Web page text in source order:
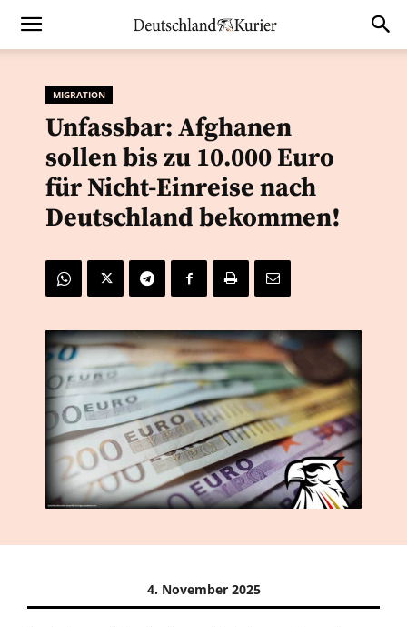
MIGRATION
Unfassbar: Afghanen
sollen bis zu 10.000 Euro
für Nicht-Einreise nach
Deutschland bekommen!
4. November 2025